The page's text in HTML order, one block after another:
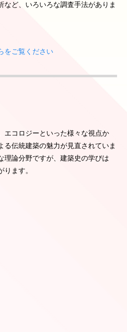
など、いろいろな調査手法がありま
をご覧ください
エコロジーといった様々な視点か
る伝統建築の魅力が見直されていま
理論分野ですが、建築史の学びは
ます。